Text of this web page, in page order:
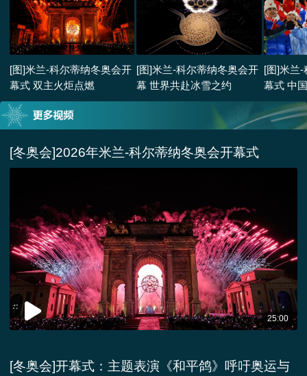
[图]米兰-科尔蒂纳冬奥会开
幕式 双主火炬点燃
[图]米兰-科尔蒂纳冬奥会开
幕 世界共赴冰雪之约
[图]米兰-
幕式 中
[冬奥会]2026年米兰-科尔蒂纳冬奥会开幕式
25:00
[冬奥会]开幕式：主题表演《和平鸽》呼吁奥运与